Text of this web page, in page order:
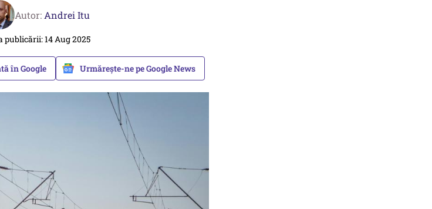
Autor: Andrei Itu
publicării: 14 Aug 2025
în Google Urmărește-ne pe Google News